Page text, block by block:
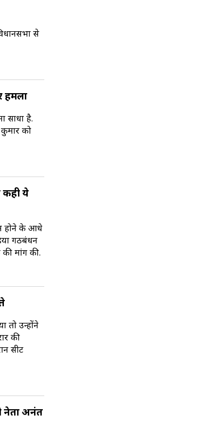
से
हमला
साधा है.
को
कही ये
होने के आधे
गठबंधन
मांग की.
तो उन्होंने
की
सीट
नेता अनंत